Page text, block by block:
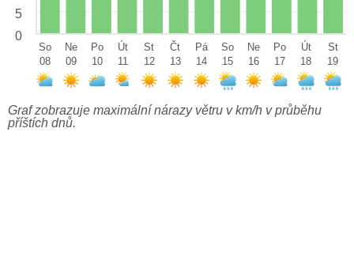
5
0
So
08
Ne
09
Po
10
Út
11
St
12
Čt
13
Pá
14
So
15
Ne
16
Po
17
Út
18
St
19
Graf zobrazuje maximální nárazy větru v km/h v průběhu
příštích dnů.